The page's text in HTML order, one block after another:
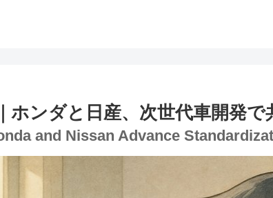
ホンダと日産、次世代車開発で
and Nissan Advance